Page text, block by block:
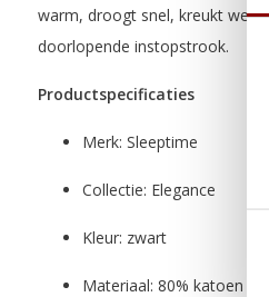
warm, droogt snel, kreukt
doorlopende instopstrook.
Productspecificaties
Merk: Sleeptime
Collectie: Elegance
Kleur: zwart
Materiaal: 80% katoen en